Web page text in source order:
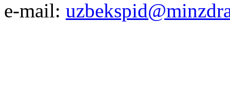
e-mail: